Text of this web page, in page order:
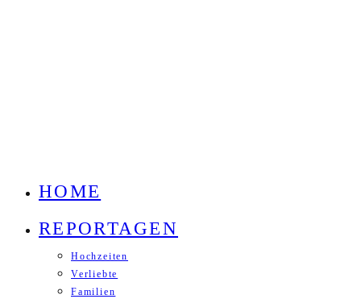
HOME
REPORTAGEN
Hochzeiten
Verliebte
Familien